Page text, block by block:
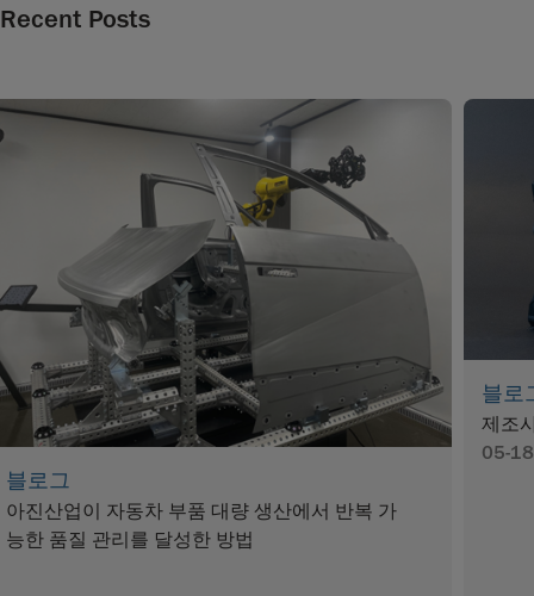
Recent Posts
블로그
아진산업이 자동차 부품 대량 생산에서 반복 가
능한 품질 관리를 달성한 방법
블로
제조
05-